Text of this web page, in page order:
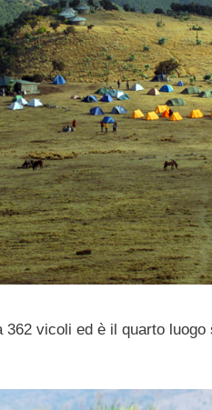
362 vicoli ed è il quarto